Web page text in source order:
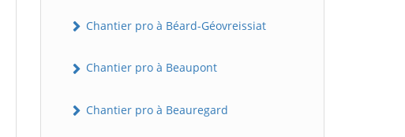
Chantier pro à Béard-Géovreissiat
Chantier pro à Beaupont
Chantier pro à Beauregard